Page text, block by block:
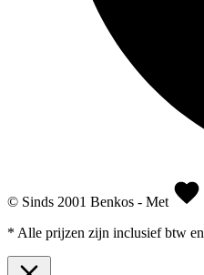
© Sinds 2001 Benkos - Met
* Alle prijzen zijn inclusief btw en